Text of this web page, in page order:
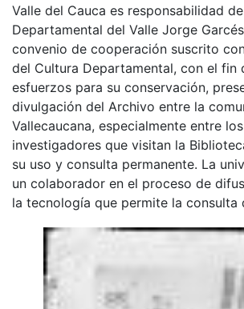
Valle del Cauca es responsabilidad
Departamental del Valle Jorge
convenio de cooperación suscrito
del Cultura Departamental, con el fin
esfuerzos para su conservación,
divulgación del Archivo entre la
Vallecaucana, especialmente entre
investigadores que visitan la
su uso y consulta permanente. La
un colaborador en el proceso de
la tecnología que permite la consulta